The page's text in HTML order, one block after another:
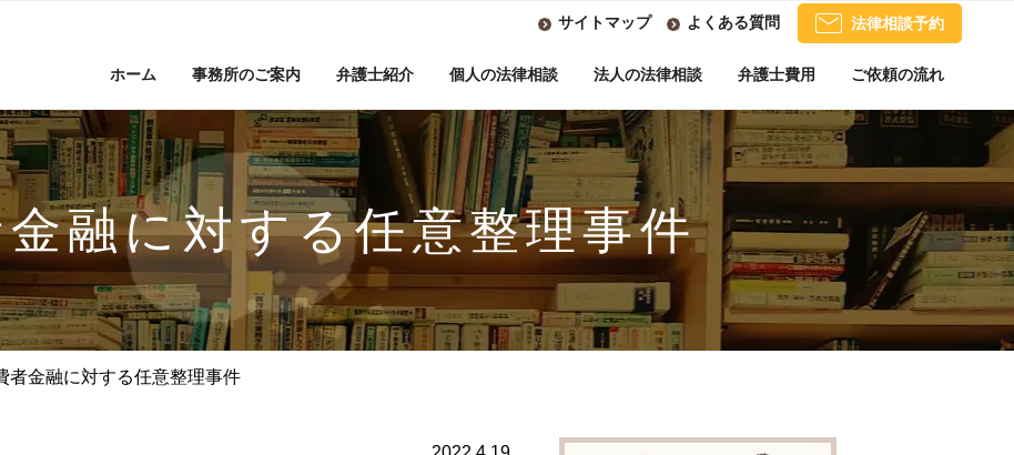
サイトマップ よくある質問 法律相談予約
ホーム 事務所のご案内 弁護士紹介 個人の法律相談 法人の法律相談 弁護士費用 ご依頼の流れ
融に対する任意整理事件
者金融に対する任意整理事件